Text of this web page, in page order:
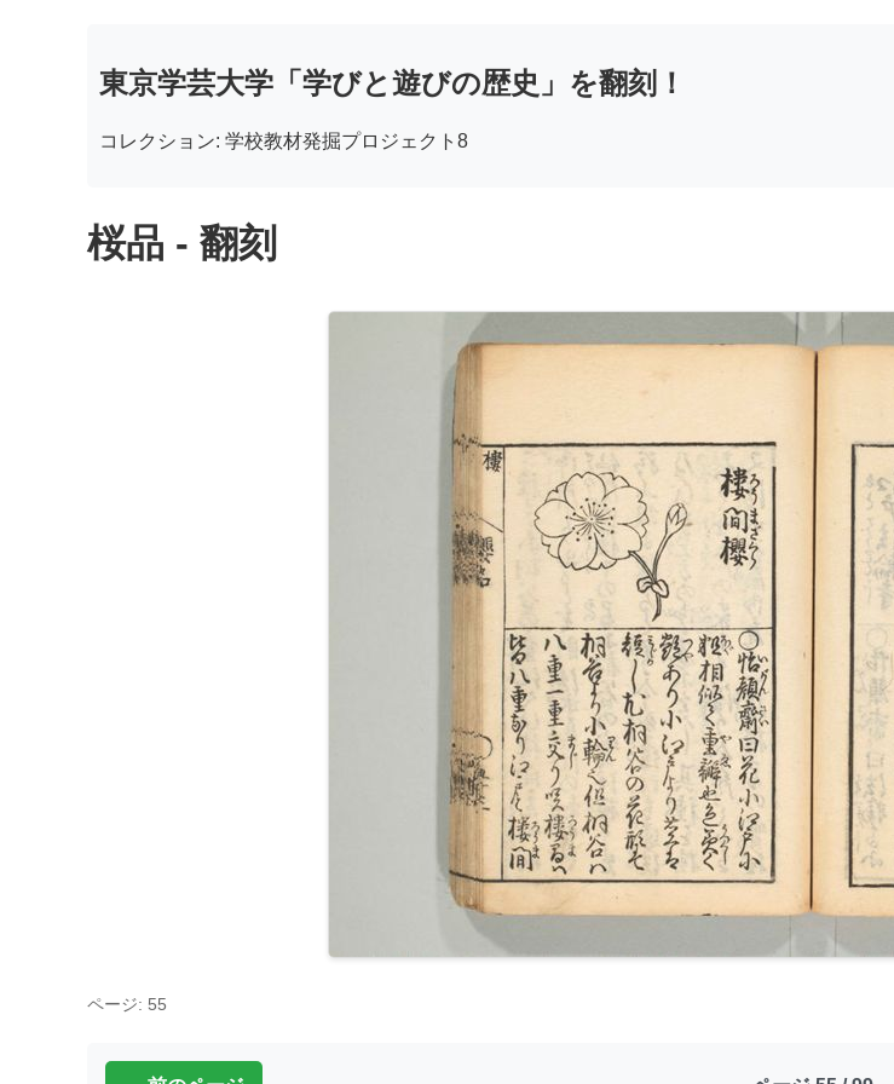
東京学芸大学「学びと遊びの歴史」を翻刻！
コレクション: 学校教材発掘プロジェクト8
桜品 - 翻刻
ページ: 55